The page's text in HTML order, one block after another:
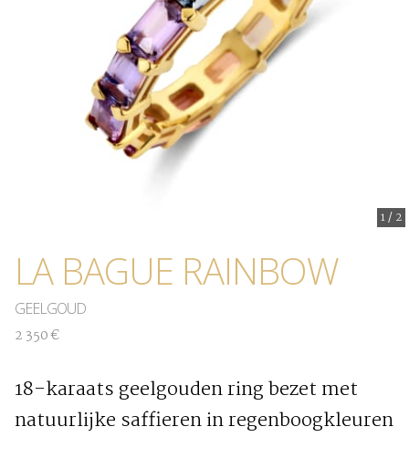
1/2
LA BAGUE RAINBOW
GEELGOUD
2 350 €
18-karaats geelgouden ring bezet met
natuurlijke saffieren in regenboogkleuren